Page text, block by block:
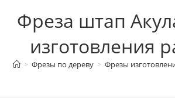
Фреза штап
изготовления
> Фрезы по дереву > Фрезы